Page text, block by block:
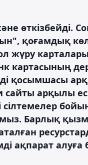
өткізбейді.
қоғамдық
жүру
қосымшасы
сайты арқылы
сілтемелер
Барлық
ақпарат алуға